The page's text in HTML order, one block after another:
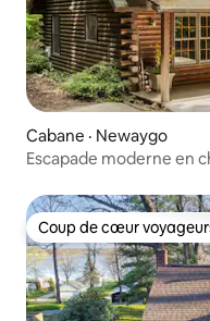
Cabane · Newaygo
Escapade moderne en
Coup de cœur
Coup de cœur